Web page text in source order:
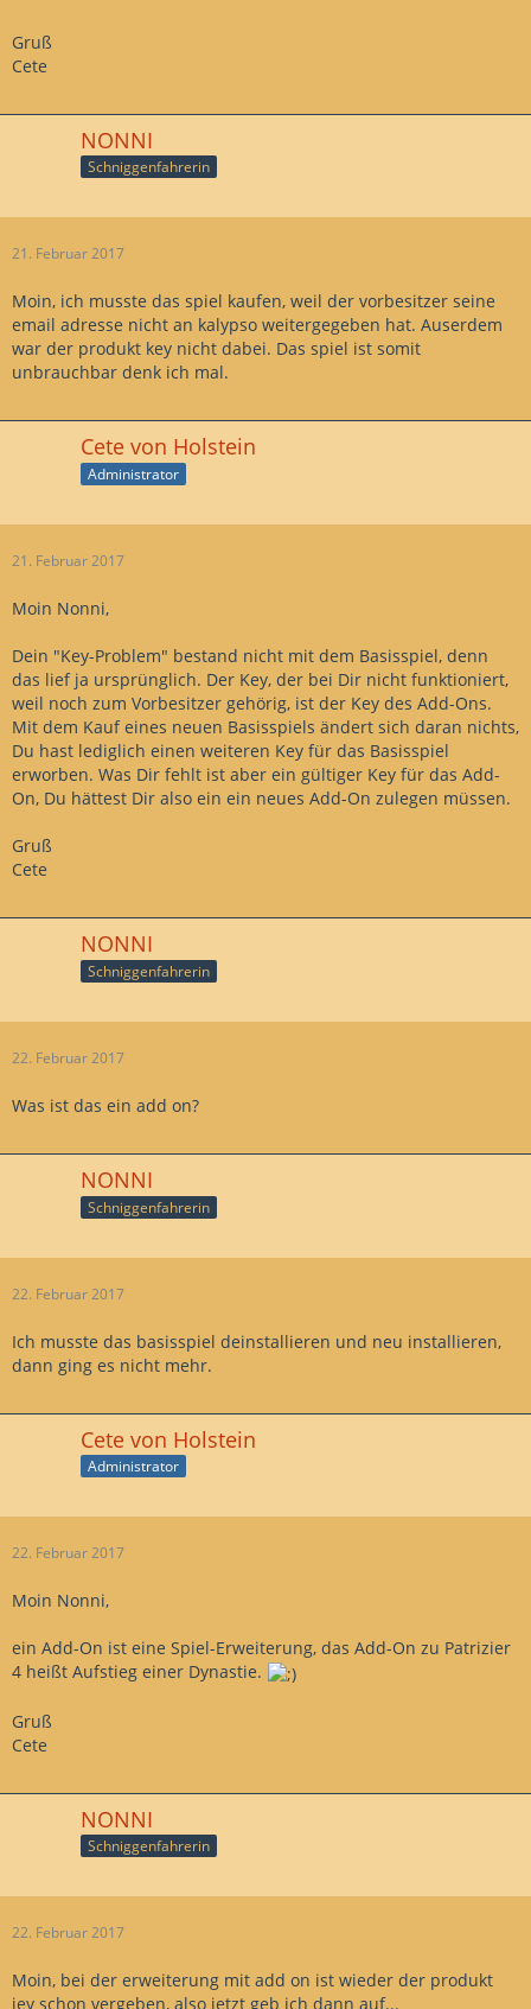
Gruß
Cete
NONNI
Schniggenfahrerin
21. Februar 2017
Moin, ich musste das spiel kaufen, weil der vorbesitzer seine
email adresse nicht an kalypso weitergegeben hat. Auserdem
war der produkt key nicht dabei. Das spiel ist somit
unbrauchbar denk ich mal.
Cete von Holstein
Administrator
21. Februar 2017
Moin Nonni,
Dein "Key-Problem" bestand nicht mit dem Basisspiel, denn
das lief ja ursprünglich. Der Key, der bei Dir nicht funktioniert,
weil noch zum Vorbesitzer gehörig, ist der Key des Add-Ons.
Mit dem Kauf eines neuen Basisspiels ändert sich daran nichts,
Du hast lediglich einen weiteren Key für das Basisspiel
erworben. Was Dir fehlt ist aber ein gültiger Key für das Add-
On, Du hättest Dir also ein ein neues Add-On zulegen müssen.
Gruß
Cete
NONNI
Schniggenfahrerin
22. Februar 2017
Was ist das ein add on?
NONNI
Schniggenfahrerin
22. Februar 2017
Ich musste das basisspiel deinstallieren und neu installieren,
dann ging es nicht mehr.
Cete von Holstein
Administrator
22. Februar 2017
Moin Nonni,
ein Add-On ist eine Spiel-Erweiterung, das Add-On zu Patrizier
4 heißt Aufstieg einer Dynastie.
Gruß
Cete
NONNI
Schniggenfahrerin
22. Februar 2017
Moin, bei der erweiterung mit add on ist wieder der produkt
jey schon vergeben, also jetzt geb ich dann auf...